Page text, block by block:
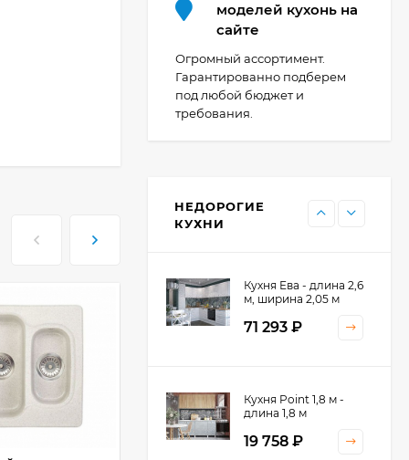
моделей кухонь на
сайте
Огромный ассортимент.
Гарантированно подберем
под любой бюджет и
требования.
НЕДОРОГИЕ
КУХНИ
Кухня Point 1,2 м -
13 655₽
11 476
Кухня Ева - длина 2,6
м, ширина 2,05 м
71 293 ₽
Кухня Point 1,8 м -
длина 1,8 м
19 758 ₽
Кухня Принцесса -
длина 2,4 м
38 767₽